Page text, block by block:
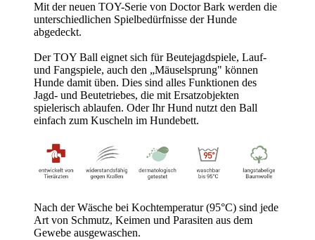
Mit der neuen TOY-Serie von Doctor Bark werden die
unterschiedlichen Spielbedürfnisse der Hunde
abgedeckt.
Der TOY Ball eignet sich für Beutejagdspiele, Lauf-
und Fangspiele, auch den „Mäuselsprung" können
Hunde damit üben. Dies sind alles Funktionen des
Jagd- und Beutetriebes, die mit Ersatzobjekten
spielerisch ablaufen. Oder Ihr Hund nutzt den Ball
einfach zum Kuscheln im Hundebett.
Nach der Wäsche bei Kochtemperatur (95°C) sind jede
Art von Schmutz, Keimen und Parasiten aus dem
Gewebe ausgewaschen.